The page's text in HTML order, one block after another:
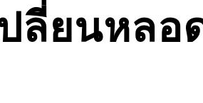
ลี่ยนหล